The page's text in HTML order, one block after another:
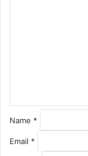
Name *
Email *